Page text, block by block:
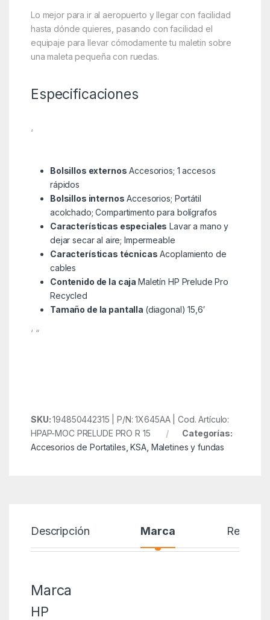
Lo mejor para ir al aeropuerto y llegar con facilidad
hasta dónde quieres, pasando con facilidad el
equipaje para llevar cómodamente tu maletin sobre
una maleta pequeña con ruedas.
Especificaciones
‘
Bolsillos externos Accesorios; 1 accesos
rápidos
Bolsillos internos Accesorios; Portátil
acolchado; Compartimento para bolígrafos
Características especiales Lavar a mano y
dejar secar al aire; Impermeable
Características técnicas Acoplamiento de
cables
Contenido de la cajaMaletín HP Prelude Pro
Recycled
Tamaño de la pantalla (diagonal) 15,6′
‘ “
SKU:194850442315 | P/N: 1X645AA | Cod. Artículo:
HPAP-MOC PRELUDE PRO R 15
Categorías:
Accesorios de Portatiles ,KSA, Maletines y fundas
Descripción Marca Reseñas
Marca
HP